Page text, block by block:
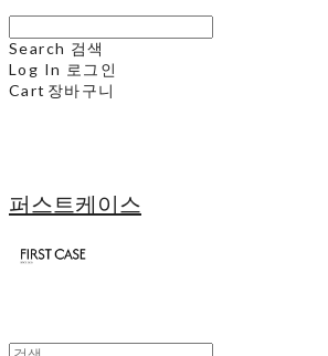
Search 검색
Log In 로그인
Cart 장바구니
퍼스트케이스